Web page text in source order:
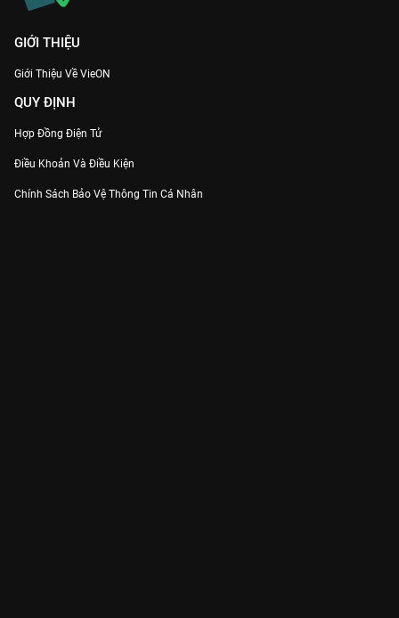
GIỚI THIỆU
Giới Thiệu Về VieON
QUY ĐỊNH
Hợp Đồng Điện Tử
Điều Khoản Và Điều Kiện
Chính Sách Bảo Vệ Thông Tin Cá Nhân